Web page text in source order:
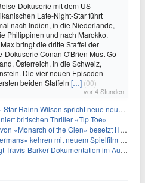
Dokuserie mit dem US-
Late-Night-Star führt
nach Indien, in die Niederlande,
Philippinen und nach Marokko.
bringt die dritte Staffel der
Dokuserie Conan O'Brien Must Go
Österreich, in die Schweiz,
Die vier neuen Episoden
beiden Staffeln […] (00)
vor 4 Stunden
Wilson spricht neue neuseeländische Serie «Settling»
britischen Thriller «Tip Toe»
«Monarch of the Glen» besetzt Hauptrollen
kehren mit neuem Spielfilm zurück
Barker-Dokumentation im August